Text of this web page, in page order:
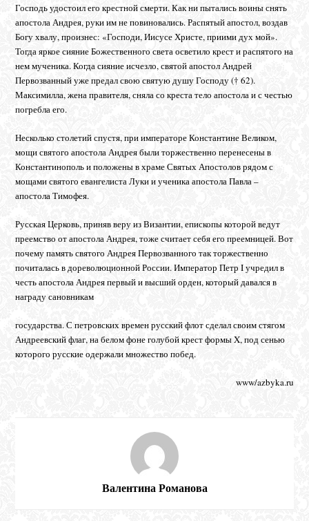
Господь удостоил его крестной смерти. Как ни пытались воины снять
апостола Андрея, руки им не повиновались. Распятый апостол, воздав
Богу хвалу, произнес: «Господи, Иисусе Христе, приими дух мой».
Тогда яркое сияние Божественного света осветило крест и распятого на
нем мученика. Когда сияние исчезло, святой апостол Андрей
Первозванный уже предал свою святую душу Господу († 62).
Максимилла, жена правителя, сняла со креста тело апостола и с честью
погребла его.
Несколько столетий спустя, при императоре Константине Великом,
мощи святого апостола Андрея были торжественно перенесены в
Константинополь и положены в храме Святых Апостолов рядом с
мощами святого евангелиста Луки и ученика апостола Павла –
апостола Тимофея.
Русская Церковь, приняв веру из Византии, епископы которой ведут
преемство от апостола Андрея, тоже считает себя его преемницей. Вот
почему память святого Андрея Первозванного так торжественно
почиталась в дореволюционной России. Император Петр I учредил в
честь апостола Андрея первый и высший орден, который давался в
награду сановникам
государства. С петровских времен русский флот сделал своим стягом
Андреевский флаг, на белом фоне голубой крест формы X, под сенью
которого русские одержали множество побед.
www/azbyka.ru
Валентина Романова